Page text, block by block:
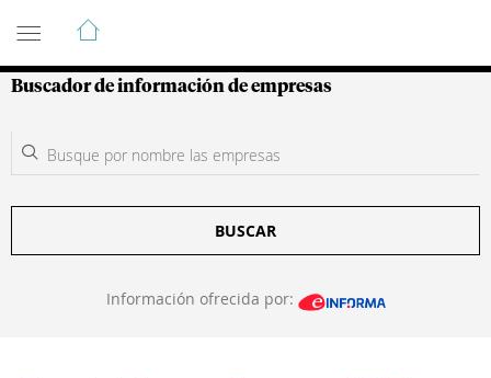
Guía de Empresas Colombianas
Buscador de información de empresas
BUSCAR
Información ofrecida por: